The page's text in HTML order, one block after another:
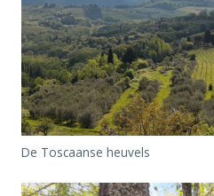
De Toscaanse heuvels